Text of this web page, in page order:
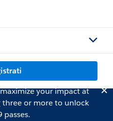
your impact at
three or more to unlock
passes.